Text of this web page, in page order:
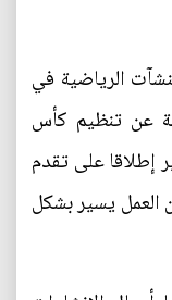
الرياضية في
عن تنظيم كأس
إطلاقا على تقدم
العمل يسير بشكل